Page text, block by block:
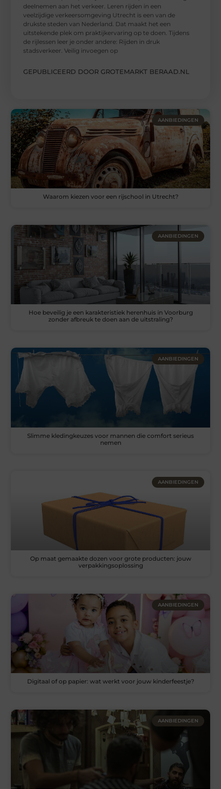
deelnemen aan het verkeer. Leren rijden in een
veelzijdige verkeersomgeving Utrecht is een van de
drukste steden van Nederland. Dat maakt het een
uitstekende plek om praktijkervaring op te doen. Tijdens
de rijlessen leer je onder andere: Rijden in druk
stadsverkeer. Veilig invoegen op
GEPUBLICEERD DOOR GROTEMARKT BERAAD.NL
AANBIEDINGEN
Waarom kiezen voor een rijschool in Utrecht?
AANBIEDINGEN
Hoe beveilig je een karakteristiek herenhuis in Voorburg
zonder afbreuk te doen aan de uitstraling?
AANBIEDINGEN
Slimme kledingkeuzes voor mannen die comfort serieus
nemen
AANBIEDINGEN
Op maat gemaakte dozen voor grote producten: jouw
verpakkingsoplossing
AANBIEDINGEN
Digitaal of op papier: wat werkt voor jouw kinderfeestje?
AANBIEDINGEN